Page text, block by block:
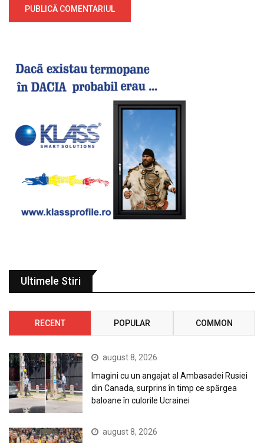
Ultimele Stiri
RECENT POPULAR COMMON
august 8, 2026
Imagini cu un angajat al Ambasadei Rusiei
din Canada, surprins în timp ce spărgea
baloane în culorile Ucrainei
august 8, 2026